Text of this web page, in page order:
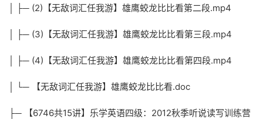
│ ├─ (2)【无敌词汇任我游】雄鹰蛟龙比比看第二段.mp4
│ ├─ (3)【无敌词汇任我游】雄鹰蛟龙比比看第三段.mp4
│ ├─ (4)【无敌词汇任我游】雄鹰蛟龙比比看第四段.mp4
│ └─ 【无敌词汇任我游】雄鹰蛟龙比比看.doc
├─ 【6746共15讲】乐学英语四级：2012秋季听说读写训练营